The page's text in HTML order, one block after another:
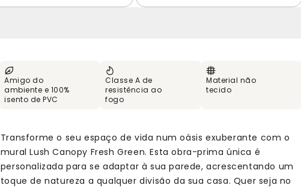
Amigo do
ambiente e 100%
isento de PVC
Classe A de
resistência ao
fogo
Material não
tecido
Transforme o seu espaço de vida num oásis exuberante com o
mural Lush Canopy Fresh Green. Esta obra-prima única é
personalizada para se adaptar à sua parede, acrescentando um
toque de natureza a qualquer divisão da sua casa. Quer seja no